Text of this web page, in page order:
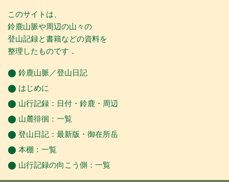
このサイトは、
鈴鹿山脈や周辺の山々の
登山記録と書籍などの資料を
整理したものです．
⬤ 鈴鹿山脈／登山日記
⬤ はじめに
⬤ 山行記録 ： 日付 ・ 鈴鹿 ・ 周辺
⬤ 山麓徘徊 ： 一覧
⬤ 登山日記 ： 最新版 ・ 御在所岳
⬤ 本棚 ： 一覧
⬤ 山行記録の向こう側 ：一覧